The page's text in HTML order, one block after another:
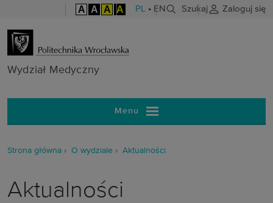
A A A A PL • EN Szukaj Zaloguj się
Wydział
Wydział Medyczny
Menu
Strona główna O wydziale Aktualności
Aktualności